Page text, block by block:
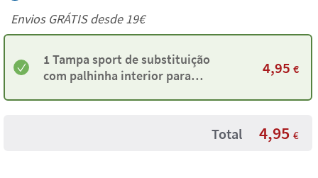
Envios GRÁTIS desde 19€
1 Tampa sport de substituição
com palhinha interior para
4,95 €
Total 4,95 €